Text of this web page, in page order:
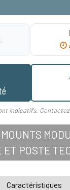
indicatifs.
ET POSTE
Caractéristiques